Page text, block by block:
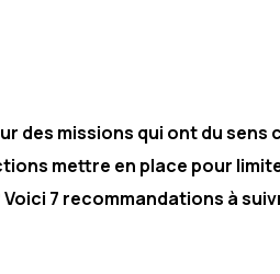
des missions qui ont du
mettre en place pour
7 recommandations à